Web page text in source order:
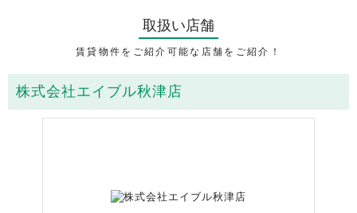
取扱い店舗
賃貸物件をご紹介可能な店舗をご紹介！
株式会社エイブル秋津店